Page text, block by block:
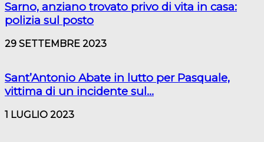
Sarno, anziano trovato privo di vita in casa:
polizia sul posto
29 SETTEMBRE 2023
Sant’Antonio Abate in lutto per Pasquale,
vittima di un incidente sul...
1 LUGLIO 2023